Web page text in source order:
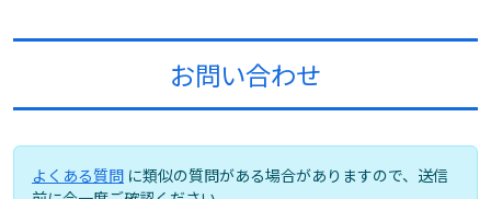
お問い合わせ
よくある質問 に類似の質問がある場合がありますので、送信